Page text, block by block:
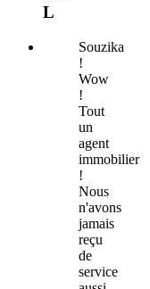
L
Souzika
!
Wow
!
Tout
un
agent
immobilier
!
Nous
n'avons
jamais
reçu
de
service